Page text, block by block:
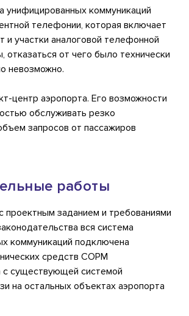
унифицированных коммуникаций
телефонии, которая включает
и участки аналоговой телефонной
отказаться от чего было технически
невозможно.
центр аэропорта. Его возможности
обслуживать резко
запросов от пассажиров
работы
проектным заданием и требованиями
вся система
коммуникаций подключена
средств СОРМ
с существующей системой
на остальных объектах аэропорта